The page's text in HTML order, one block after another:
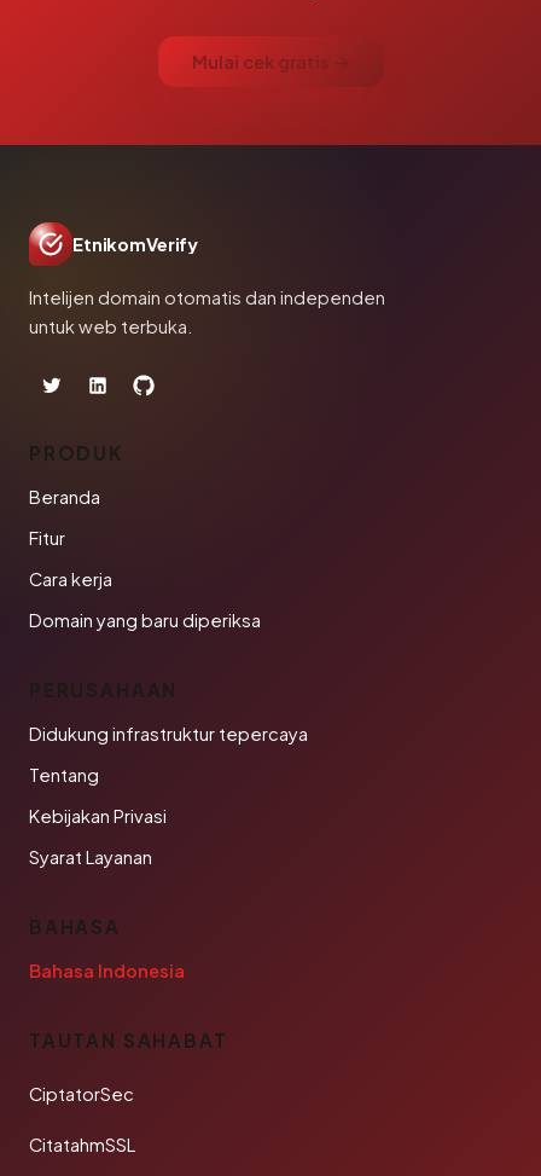
Mulai cek gratis →
EtnikomVerify
Intelijen domain otomatis dan independen
untuk web terbuka.
PRODUK
Beranda
Fitur
Cara kerja
Domain yang baru diperiksa
PERUSAHAAN
Didukung infrastruktur tepercaya
Tentang
Kebijakan Privasi
Syarat Layanan
BAHASA
Bahasa Indonesia
TAUTAN SAHABAT
CiptatorSec
CitatahmSSL